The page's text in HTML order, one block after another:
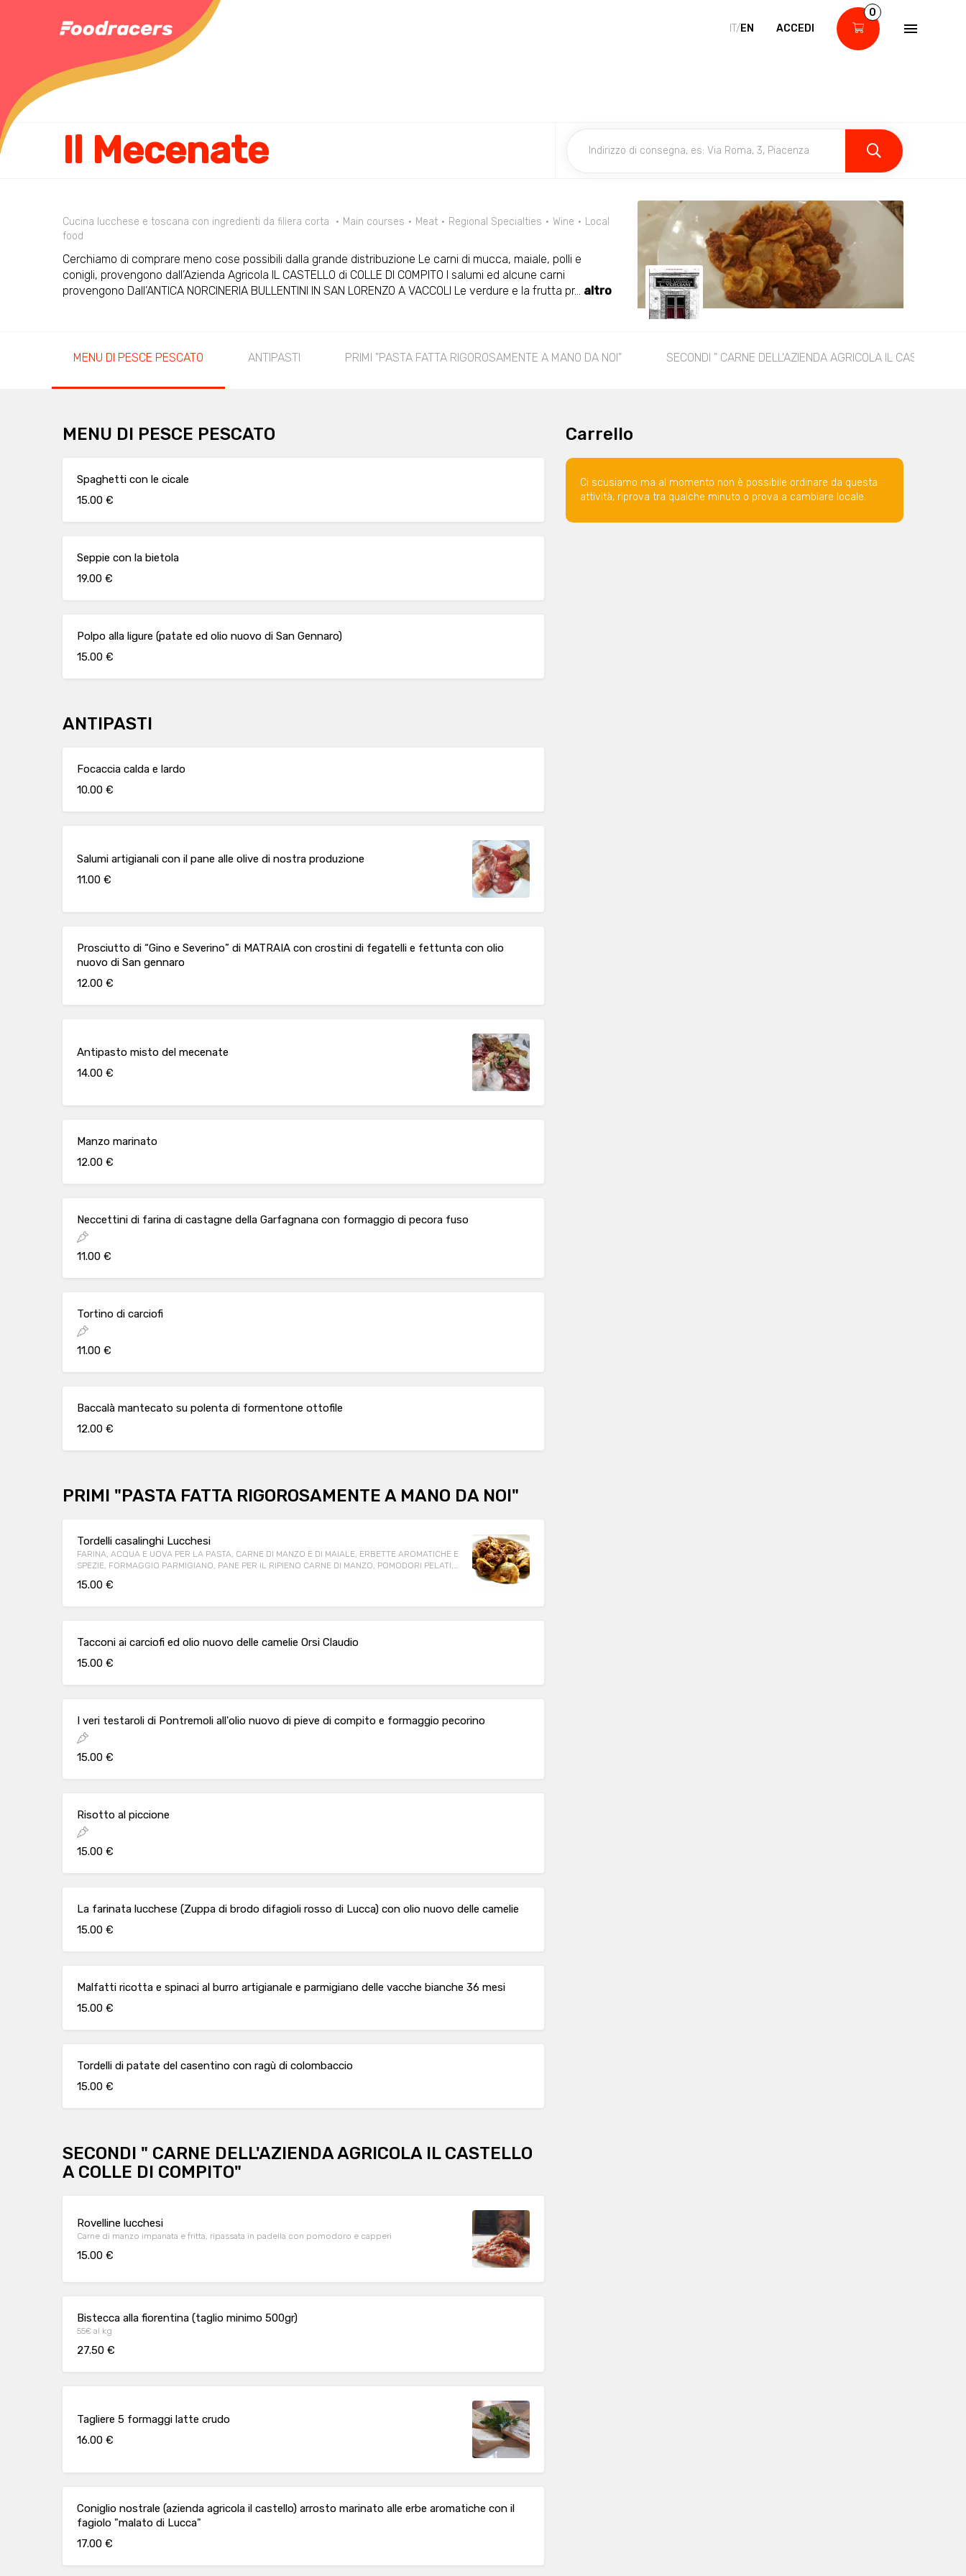
IT/EN ACCEDI
0
Il Mecenate
Cucina lucchese e toscana con ingredienti da filiera corta Main courses Meat Regional Specialties Wine
Local
food
Cerchiamo di comprare meno cose possibili dalla grande distribuzione Le carni di mucca, maiale, polli e
conigli, provengono dall’Azienda Agricola IL CASTELLO di COLLE DI COMPITO I salumi ed alcune carni
provengono Dall’ANTICA NORCINERIA BULLENTINI IN SAN LORENZO A VACCOLI Le verdure e la frutta pr... altro
MENU DI PESCE PESCATO ANTIPASTI PRIMI "PASTA FATTA RIGOROSAMENTE A MANO DA NOI" SECONDI " CARNE DELL'AZIENDA AGRICOLA IL CASTELLO A
MENU DI PESCE PESCATO
Spaghetti con le cicale
15.00 €
Seppie con la bietola
19.00 €
Polpo alla ligure (patate ed olio nuovo di San Gennaro)
15.00 €
ANTIPASTI
Focaccia calda e lardo
10.00 €
Salumi artigianali con il pane alle olive di nostra produzione
11.00 €
Prosciutto di “Gino e Severino” di MATRAIA con crostini di fegatelli e fettunta con olio
nuovo di San gennaro
12.00 €
Antipasto misto del mecenate
14.00 €
Manzo marinato
12.00 €
Neccettini di farina di castagne della Garfagnana con formaggio di pecora fuso
11.00 €
Tortino di carciofi
11.00 €
Baccalà mantecato su polenta di formentone ottofile
12.00 €
PRIMI "PASTA FATTA RIGOROSAMENTE A MANO DA NOI"
Tordelli casalinghi Lucchesi
FARINA, ACQUA E UOVA PER LA PASTA, CARNE DI MANZO E DI MAIALE, ERBETTE AROMATICHE E
SPEZIE, FORMAGGIO PARMIGIANO, PANE PER IL RIPIENO CARNE DI MANZO, POMODORI PELATI,
15.00 €
Tacconi ai carciofi ed olio nuovo delle camelie Orsi Claudio
15.00 €
I veri testaroli di Pontremoli all'olio nuovo di pieve di compito e formaggio pecorino
15.00 €
Risotto al piccione
15.00 €
La farinata lucchese (Zuppa di brodo difagioli rosso di Lucca) con olio nuovo delle camelie
15.00 €
Malfatti ricotta e spinaci al burro artigianale e parmigiano delle vacche bianche 36 mesi
15.00 €
Tordelli di patate del casentino con ragù di colombaccio
15.00 €
SECONDI " CARNE DELL'AZIENDA AGRICOLA IL CASTELLO
A COLLE DI COMPITO"
Rovelline lucchesi
Carne di manzo impanata e fritta, ripassata in padella con pomodoro e capperi
15.00 €
Bistecca alla fiorentina (taglio minimo 500gr)
55€ al kg
27.50 €
Tagliere 5 formaggi latte crudo
16.00 €
Coniglio nostrale (azienda agricola il castello) arrosto marinato alle erbe aromatiche con il
fagiolo "malato di Lucca"
17.00 €
Carrello
Ci scusiamo ma al momento non è possibile ordinare da questa
attività, riprova tra qualche minuto o prova a cambiare locale.